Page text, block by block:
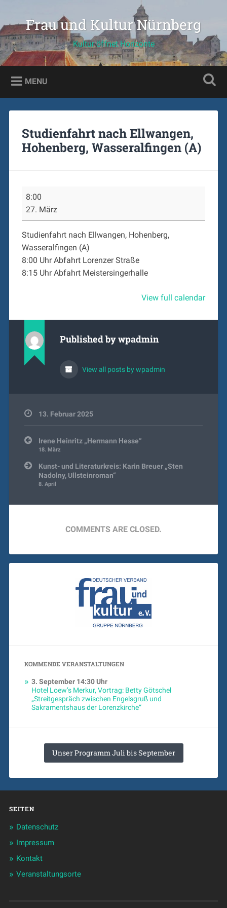
content
SearchFrau und Kultur Nürnberg
Kultur öffnet Horizonte
MENU
Studienfahrt nach Ellwangen,
Hohenberg, Wasseralfingen (A)
nach
Ellwangen,
Hohenberg,
Wasseralfingen
(A)
8:00
27. März
Studienfahrt nach Ellwangen, Hohenberg,
Wasseralfingen (A)
8:00 Uhr Abfahrt Lorenzer Straße
8:15 Uhr Abfahrt Meistersingerhalle
View full calendar
Published bywpadmin
View all posts by wpadmin
13. Februar 2025
Beitragsnavigation
Irene Heinritz „Hermann Hesse“
18. März
Kunst- und Literaturkreis: Karin Breuer „Sten
Nadolny, Ullsteinroman“
8. April
COMMENTS ARE CLOSED.
KOMMENDE VERANSTALTUNGEN
3. September14:30 Uhr
Hotel Loew’s Merkur, Vortrag: Betty Götschel
„Streitgespräch zwischen Engelsgruß und
Sakramentshaus der Lorenzkirche“
Unser Programm Juli bis September
SEITEN
Datenschutz
Impressum
Kontakt
Veranstaltungsorte